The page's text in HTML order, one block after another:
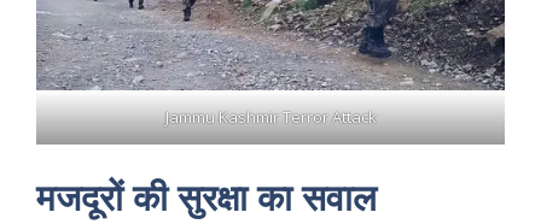
Jammu Kashmir Terror Attack
मजदूरों की सुरक्षा का सवाल